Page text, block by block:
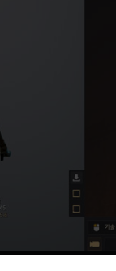
거나 볼 수 있습니다.